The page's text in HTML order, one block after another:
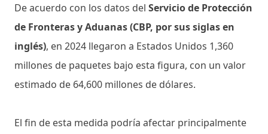
De acuerdo con los datos del Servicio de Protección
de Fronteras y Aduanas (CBP, por sus siglas en
inglés), en 2024 llegaron a Estados Unidos 1,360
millones de paquetes bajo esta figura, con un valor
estimado de 64,600 millones de dólares.
El fin de esta medida podría afectar principalmente